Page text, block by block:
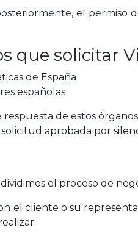
el permiso
que solicitar
de España
españolas
de estos
aprobada por
el proceso de
el cliente o su